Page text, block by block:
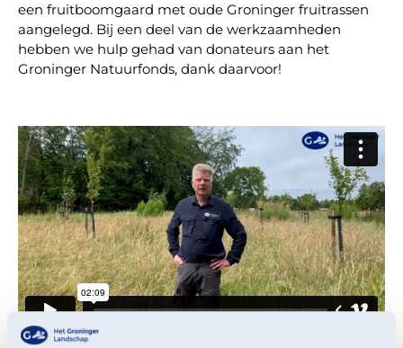
een fruitboomgaard met oude Groninger fruitrassen
aangelegd. Bij een deel van de werkzaamheden
hebben we hulp gehad van donateurs aan het
Groninger Natuurfonds, dank daarvoor!